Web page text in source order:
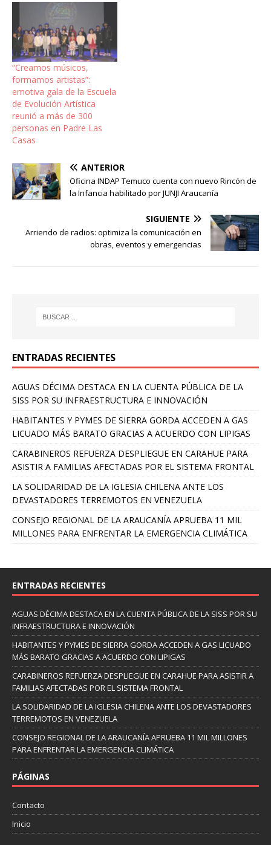
“Creamos músicos,
formamos artistas”:
emotiva gala de la Escuela
de Evolución Artística
reunió a más de 300
personas en Padre Las
Casas
ANTERIOR
Oficina INDAP Temuco cuenta con nuevo Rincón de
la Infancia habilitado por JUNJI Araucanía
SIGUIENTE
Arriendo de radios: optimiza la comunicación en
obras, eventos y emergencias
ENTRADAS RECIENTES
AGUAS DÉCIMA DESTACA EN LA CUENTA PÚBLICA DE LA
SISS POR SU INFRAESTRUCTURA E INNOVACIÓN
HABITANTES Y PYMES DE SIERRA GORDA ACCEDEN A GAS
LICUADO MÁS BARATO GRACIAS A ACUERDO CON LIPIGAS
CARABINEROS REFUERZA DESPLIEGUE EN CARAHUE PARA
ASISTIR A FAMILIAS AFECTADAS POR EL SISTEMA FRONTAL
LA SOLIDARIDAD DE LA IGLESIA CHILENA ANTE LOS
DEVASTADORES TERREMOTOS EN VENEZUELA
CONSEJO REGIONAL DE LA ARAUCANÍA APRUEBA 11 MIL
MILLONES PARA ENFRENTAR LA EMERGENCIA CLIMÁTICA
ENTRADAS RECIENTES
AGUAS DÉCIMA DESTACA EN LA CUENTA PÚBLICA DE LA SISS POR SU
INFRAESTRUCTURA E INNOVACIÓN
HABITANTES Y PYMES DE SIERRA GORDA ACCEDEN A GAS LICUADO
MÁS BARATO GRACIAS A ACUERDO CON LIPIGAS
CARABINEROS REFUERZA DESPLIEGUE EN CARAHUE PARA ASISTIR A
FAMILIAS AFECTADAS POR EL SISTEMA FRONTAL
LA SOLIDARIDAD DE LA IGLESIA CHILENA ANTE LOS DEVASTADORES
TERREMOTOS EN VENEZUELA
CONSEJO REGIONAL DE LA ARAUCANÍA APRUEBA 11 MIL MILLONES
PARA ENFRENTAR LA EMERGENCIA CLIMÁTICA
PÁGINAS
Contacto
Inicio